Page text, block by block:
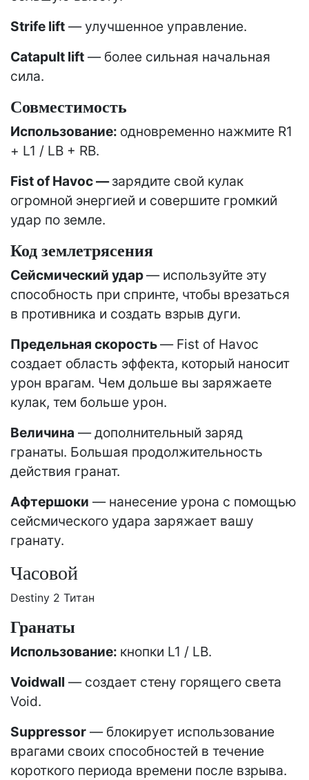
Strife lift — улучшенное управление.
Catapult lift — более сильная начальная
сила.
Совместимость
Использование: одновременно нажмите R1
+ L1 / LB + RB.
Fist of Havoc —зарядите свой кулак
огромной энергией и совершите громкий
удар по земле.
Код землетрясения
Сейсмический удар— используйте эту
способность при спринте, чтобы врезаться
в противника и создать взрыв дуги.
Предельная скорость— Fist of Havoc
создает область эффекта, который наносит
урон врагам. Чем дольше вы заряжаете
кулак, тем больше урон.
Величина — дополнительный заряд
гранаты. Большая продолжительность
действия гранат.
Афтершоки — нанесение урона с помощью
сейсмического удара заряжает вашу
гранату.
Часовой
Destiny 2 Титан
Гранаты
Использование: кнопки L1 / LB.
Voidwall — создает стену горящего света
Void.
Suppressor — блокирует использование
врагами своих способностей в течение
короткого периода времени после взрыва.